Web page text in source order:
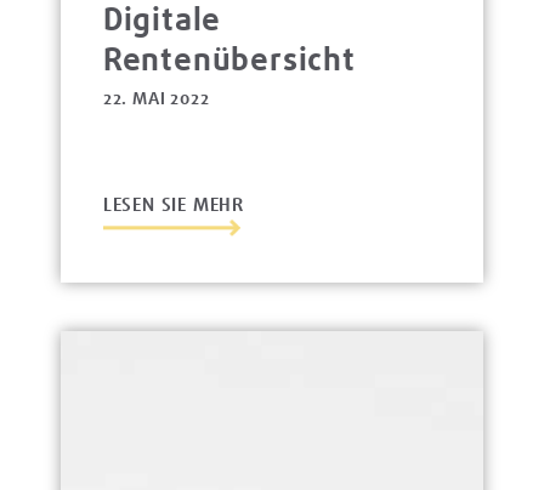
Digitale
Rentenübersicht
22. MAI 2022
LESEN SIE MEHR